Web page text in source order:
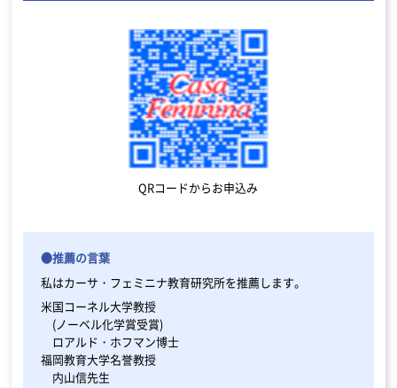
QRコードからお申込み
●推薦の言葉
私はカーサ・フェミニナ教育研究所を推薦します。
米国コーネル大学教授
(ノーベル化学賞受賞)
ロアルド・ホフマン博士
福岡教育大学名誉教授
内山信先生